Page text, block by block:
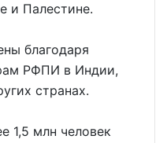
и Палестине.
благодаря
РФПИ в Индии,
странах.
1,5 млн человек